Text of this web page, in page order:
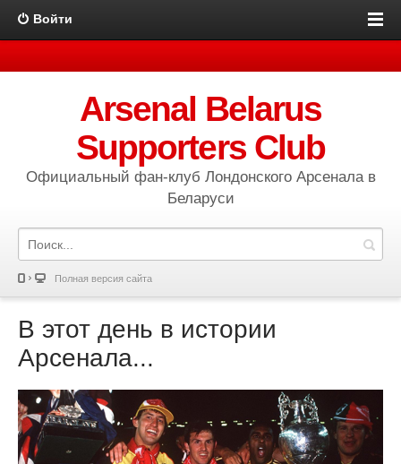
Войти
Arsenal Belarus
Supporters Club
Официальный фан-клуб Лондонского Арсенала в
Беларуси
Полная версия сайта
В этот день в истории
Арсенала...